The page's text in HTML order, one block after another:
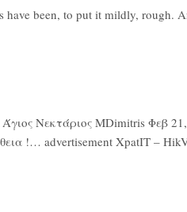
been, to put it mildly, rough.
Νεκτάριος MDimitris Φεβ
!… advertisement XpatIT –